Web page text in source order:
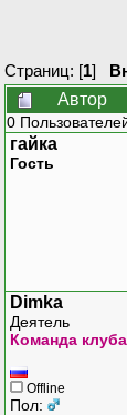
Страниц: [1]
Автор
0
гайка
Гость
Dimka
Деятель
Команда клуба
Offline
Пол: